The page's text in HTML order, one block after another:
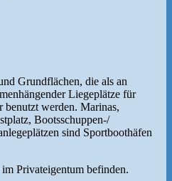
Grundflächen, die als an
Liegeplätze für
benutzt werden. Marinas,
Bootsschuppen-/
sind Sportboothäfen
Privateigentum befinden.